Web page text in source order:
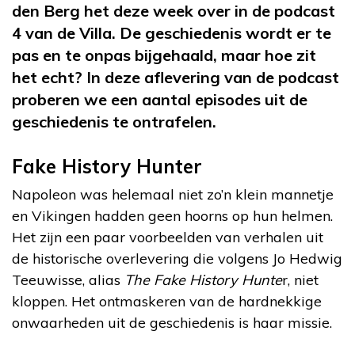
den Berg het deze week over in de podcast
4 van de Villa. De geschiedenis wordt er te
pas en te onpas bijgehaald, maar hoe zit
het echt? In deze aflevering van de podcast
proberen we een aantal episodes uit de
geschiedenis te ontrafelen.
Fake History Hunter
Napoleon was helemaal niet zo’n klein mannetje
en Vikingen hadden geen hoorns op hun helmen.
Het zijn een paar voorbeelden van verhalen uit
de historische overlevering die volgens Jo Hedwig
Teeuwisse, alias The Fake History Hunter, niet
kloppen. Het ontmaskeren van de hardnekkige
onwaarheden uit de geschiedenis is haar missie.